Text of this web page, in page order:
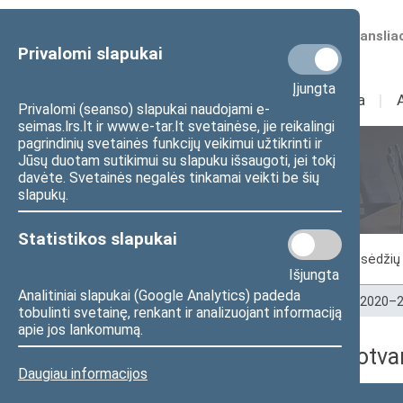
Privalomi slapukai
Įjungta
Privalomi (seanso) slapukai naudojami e-
seimas.lrs.lt ir www.e-tar.lt svetainėse, jie reikalingi
pagrindinių svetainės funkcijų veikimui užtikrinti ir
Jūsų duotam sutikimui su slapuku išsaugoti, jei tokį
davėte. Svetainės negalės tinkamai veikti be šių
slapukų.
Statistikos slapukai
Išjungta
Analitiniai slapukai (Google Analytics) padeda
tobulinti svetainę, renkant ir analizuojant informaciją
apie jos lankomumą.
Daugiau informacijos
Numatomos
Sudėtis Veikla I
Seimo posėdžiai
Posėdžiai
Pradžia>Seimo posėdžiai>Kadencijos
2021-06-29 dienos